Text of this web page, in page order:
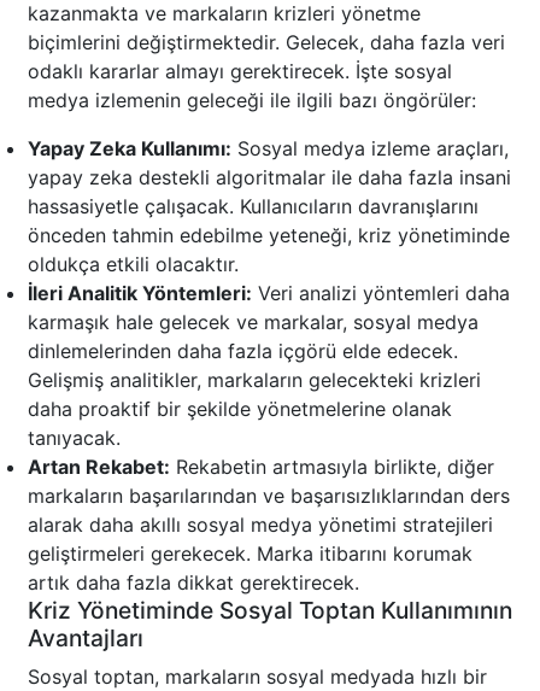
kazanmakta ve markaların krizleri yönetme
biçimlerini değiştirmektedir. Gelecek, daha fazla veri
odaklı kararlar almayı gerektirecek. İşte sosyal
medya izlemenin geleceği ile ilgili bazı öngörüler:
Yapay Zeka Kullanımı: Sosyal medya izleme araçları,
yapay zeka destekli algoritmalar ile daha fazla insani
hassasiyetle çalışacak. Kullanıcıların davranışlarını
önceden tahmin edebilme yeteneği, kriz yönetiminde
oldukça etkili olacaktır.
İleri Analitik Yöntemleri: Veri analizi yöntemleri daha
karmaşık hale gelecek ve markalar, sosyal medya
dinlemelerinden daha fazla içgörü elde edecek.
Gelişmiş analitikler, markaların gelecekteki krizleri
daha proaktif bir şekilde yönetmelerine olanak
tanıyacak.
Artan Rekabet: Rekabetin artmasıyla birlikte, diğer
markaların başarılarından ve başarısızlıklarından ders
alarak daha akıllı sosyal medya yönetimi stratejileri
geliştirmeleri gerekecek. Marka itibarını korumak
artık daha fazla dikkat gerektirecek.
Kriz Yönetiminde Sosyal Toptan Kullanımının
Avantajları
Sosyal toptan, markaların sosyal medyada hızlı bir